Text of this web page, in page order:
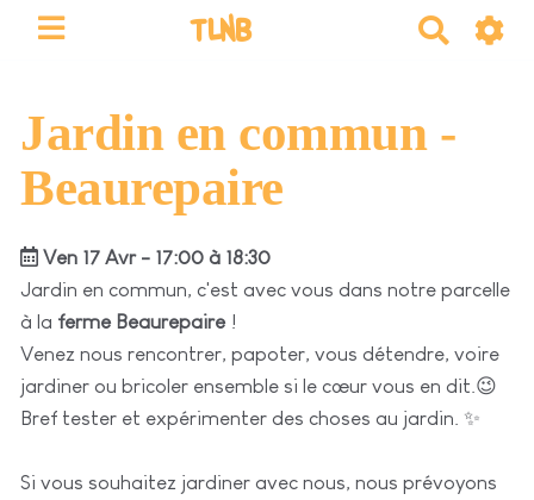
TLNB
e
r
Jardin en commun -
Beaurepaire
Ven 17 Avr - 17:00 à 18:30
Jardin en commun, c'est avec vous dans notre parcelle
à la ferme Beaurepaire!
Venez nous rencontrer, papoter, vous détendre, voire
jardiner ou bricoler ensemble si le cœur vous en dit.😉
Bref tester et expérimenter des choses au jardin. ✨
Si vous souhaitez jardiner avec nous, nous prévoyons